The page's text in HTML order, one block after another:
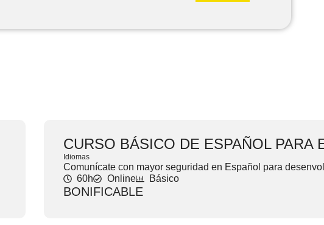
CURSO BÁSICO DE ESPAÑOL PARA
Idiomas
Comunícate con mayor seguridad en Español para
60h
Online Básico
BONIFICABLE